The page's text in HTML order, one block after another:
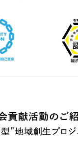
貢献活動のご
”地域創生プロジ